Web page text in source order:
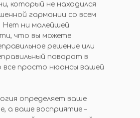
который не находился
гармонии со всем
Нет ни малейшей
что вы можете
решение или
поворот в
все просто нюансы вашей
определяет ваше
а ваше восприятие –